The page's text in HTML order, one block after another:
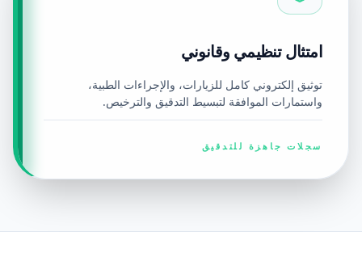
امتثال تنظيمي وقانوني
توثيق إلكتروني كامل للزيارات، والإجراءات الطبية،
واستمارات الموافقة لتبسيط التدقيق والترخيص.
سجلات جاهزة للتدقيق